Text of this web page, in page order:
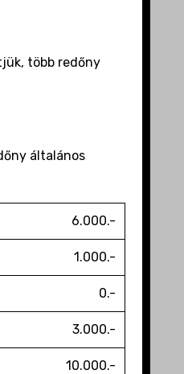
több redőny
általános
6.000.-
1.000.-
0.-
3.000.-
10.000.-